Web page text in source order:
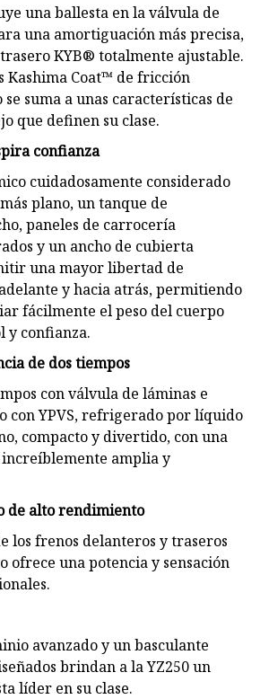
una ballesta en la válvula de
una amortiguación más precisa,
KYB® totalmente ajustable.
Kashima Coat™ de fricción
suma a unas características de
que definen su clase.
confianza
cuidadosamente considerado
plano, un tanque de
paneles de carrocería
y un ancho de cubierta
una mayor libertad de
y hacia atrás, permitiendo
fácilmente el peso del cuerpo
y confianza.
de dos tiempos
con válvula de láminas e
con YPVS, refrigerado por líquido
compacto y divertido, con una
amplia y
de alto rendimiento
los frenos delanteros y traseros
ofrece una potencia y sensación
avanzado y un basculante
brindan a la YZ250 un
líder en su clase.